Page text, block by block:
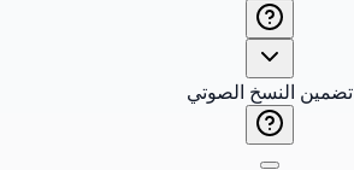
تضمين النسخ الصوتي